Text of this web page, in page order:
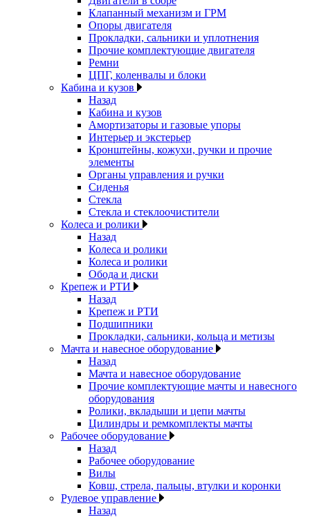
Клапанный механизм и ГРМ
Опоры двигателя
Прокладки, сальники и уплотнения
Прочие комплектующие двигателя
Ремни
ЦПГ, коленвалы и блоки
Кабина и кузов
Назад
Кабина и кузов
Амортизаторы и газовые упоры
Интерьер и экстерьер
Кронштейны, кожухи, ручки и прочие
элементы
Органы управления и ручки
Сиденья
Стекла
Стекла и стеклоочистители
Колеса и ролики
Назад
Колеса и ролики
Колеса и ролики
Обода и диски
Крепеж и РТИ
Назад
Крепеж и РТИ
Подшипники
Прокладки, сальники, кольца и метизы
Мачта и навесное оборудование
Назад
Мачта и навесное оборудование
Прочие комплектующие мачты и навесного
оборудования
Ролики, вкладыши и цепи мачты
Цилиндры и ремкомплекты мачты
Рабочее оборудование
Назад
Рабочее оборудование
Вилы
Ковш, стрела, пальцы, втулки и коронки
Рулевое управление
Назад